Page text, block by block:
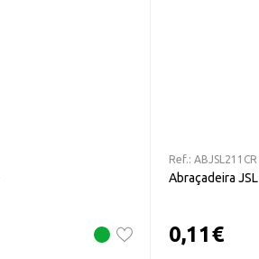
Ref.: ABJSL211CR
Abraçadeira
0,11€